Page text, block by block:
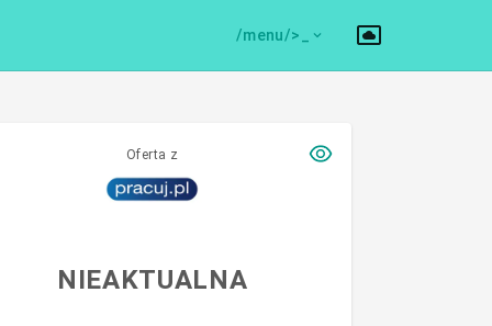
/menu/>
Oferta z
NIEAKTUALNA